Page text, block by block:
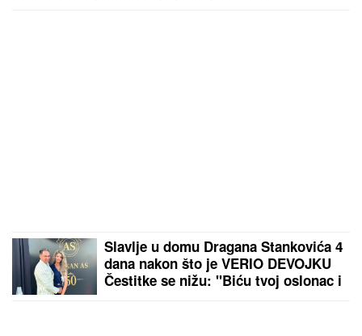
Slavlje u domu Dragana Stankovića 4
dana nakon što je VERIO DEVOJKU
Čestitke se nižu: "Biću tvoj oslonac i